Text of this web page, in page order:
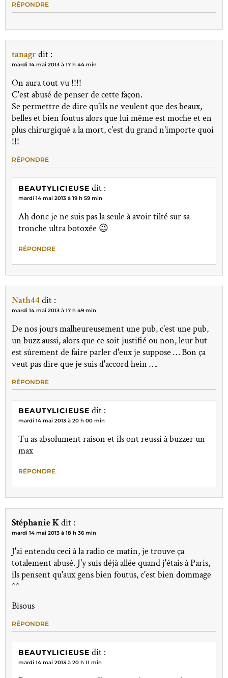
RÉPONDRE
tanagr dit :
mardi 14 mai 2013 à 17 h 44 min
On aura tout vu !!!!
C'est abusé de penser de cette façon.
Se permettre de dire qu'ils ne veulent que des beaux,
belles et bien foutus alors que lui même est moche et en
plus chirurgiqué a la mort, c'est du grand n'importe quoi
!!!
RÉPONDRE
BEAUTYLICIEUSE dit :
mardi 14 mai 2013 à 19 h 59 min
Ah donc je ne suis pas la seule à avoir tilté sur sa
tronche ultra botoxée 😉
RÉPONDRE
Nath44dit :
mardi 14 mai 2013 à 17 h 49 min
De nos jours malheureusement une pub, c'est une pub,
un buzz aussi, alors que ce soit justifié ou non, leur but
est sûrement de faire parler d'eux je suppose … Bon ça
veut pas dire que je suis d'accord hein ….
RÉPONDRE
BEAUTYLICIEUSE dit :
mardi 14 mai 2013 à 20 h 00 min
Tu as absolument raison et ils ont reussi à buzzer un
max
RÉPONDRE
Stéphanie Kdit :
mardi 14 mai 2013 à 18 h 36 min
J'ai entendu ceci à la radio ce matin, je trouve ça
totalement abusé. J'y suis déjà allée quand j'étais à Paris,
ils pensent qu'aux gens bien foutus, c'est bien dommage
^^
Bisous
RÉPONDRE
BEAUTYLICIEUSE dit :
mardi 14 mai 2013 à 20 h 11 min